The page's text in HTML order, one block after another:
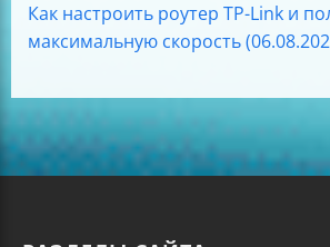
Как настроить роутер TP-Link и
максимальную скорость